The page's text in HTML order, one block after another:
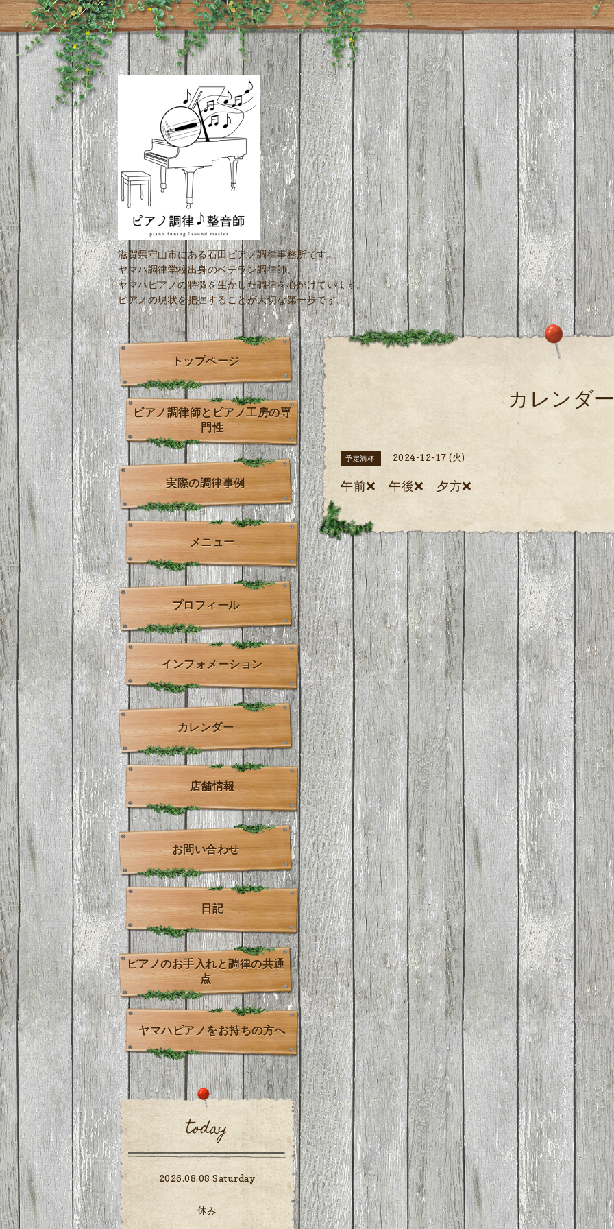
滋賀県守山市にある石田ピアノ調律事務所です。
ヤマハ調律学校出身のベテラン調律師、
ヤマハピアノの特徴を生かした調律を心がけています。
ピアノの現状を把握することが大切な第一歩です。
カレンダ
予定満杯 2024-12-17 (火)
午前❌️ 午後❌️ 夕方❌️
トップページ
ピアノ調律師とピアノ工房の専
門性
実際の調律事例
メニュー
プロフィール
インフォメーション
カレンダー
店舗情報
お問い合わせ
日記
ピアノのお手入れと調律の共通
点
ヤマハピアノをお持ちの方へ
today
2026.08.08 Saturday
休み